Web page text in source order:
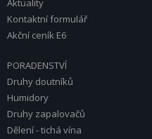
Aktuality
Kontaktní formulář
Akční ceník E6
PORADENSTVÍ
Druhy doutníků
Humidory
Druhy zapalovačů
Dělení - tichá vína